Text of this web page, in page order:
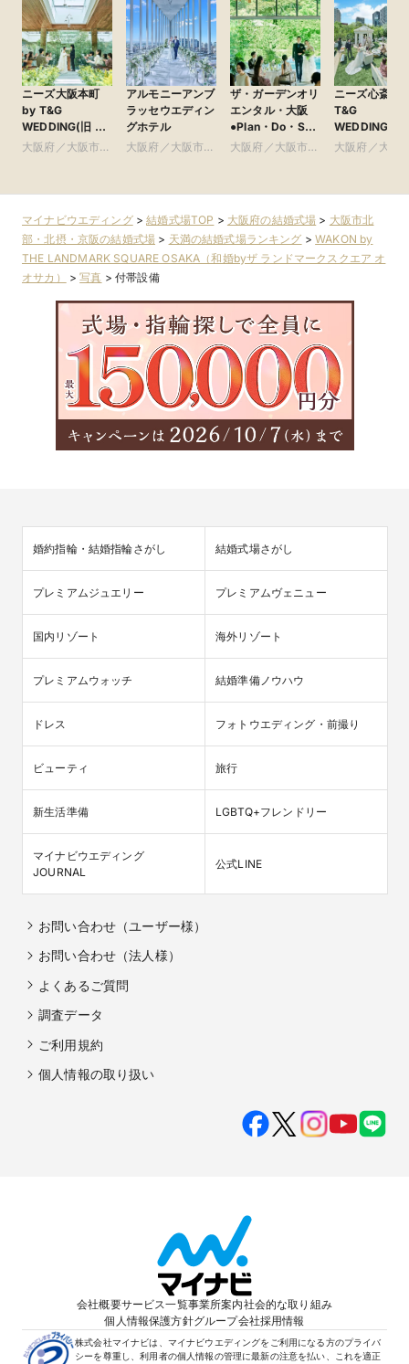
ニーズ大阪本町
by T&G
WEDDING(旧 ア
クアガーデンテラ
大阪府／大阪市北
アルモニーアンブ
ラッセウエディン
グホテル
大阪府／大阪市北
ザ・ガーデンオリ
エンタル・大阪
●Plan・Do・See
グループ
大阪府／大阪市北
ニーズ心斎橋
T&G
WEDDING(旧
ルモニーアン
大阪府／大阪
マイナビウエディング>結婚式場TOP > 大阪府の結婚式場 > 大阪市北
部・北摂・京阪の結婚式場 > 天満の結婚式場ランキング >WAKON by
THE LANDMARK SQUARE OSAKA（和婚byザ ランドマークスクエア オ
オサカ）
>写真 >付帯設備
婚約指輪・結婚指輪さがし 結婚式場さがし
プレミアムジュエリー プレミアムヴェニュー
国内リゾート 海外リゾート
プレミアムウォッチ 結婚準備ノウハウ
ドレス フォトウエディング・前撮り
ビューティ 旅行
新生活準備 LGBTQ+フレンドリー
マイナビウエディング
JOURNAL
公式LINE
お問い合わせ（ユーザー様）
お問い合わせ（法人様）
よくあるご質問
調査データ
ご利用規約
個人情報の取り扱い
会社概要サービス一覧事業所案内社会的な取り組み
個人情報保護方針グループ会社採用情報
株式会社マイナビは、マイナビウエディングをご利用になる方のプライバ
シーを尊重し、利用者の個人情報の管理に最新の注意を払い、これを適正